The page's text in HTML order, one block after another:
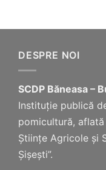
DESPRE NOI
SCDP Băneasa –
Instituție publică
pomicultură,
Științe Agricole și
Șișești”.